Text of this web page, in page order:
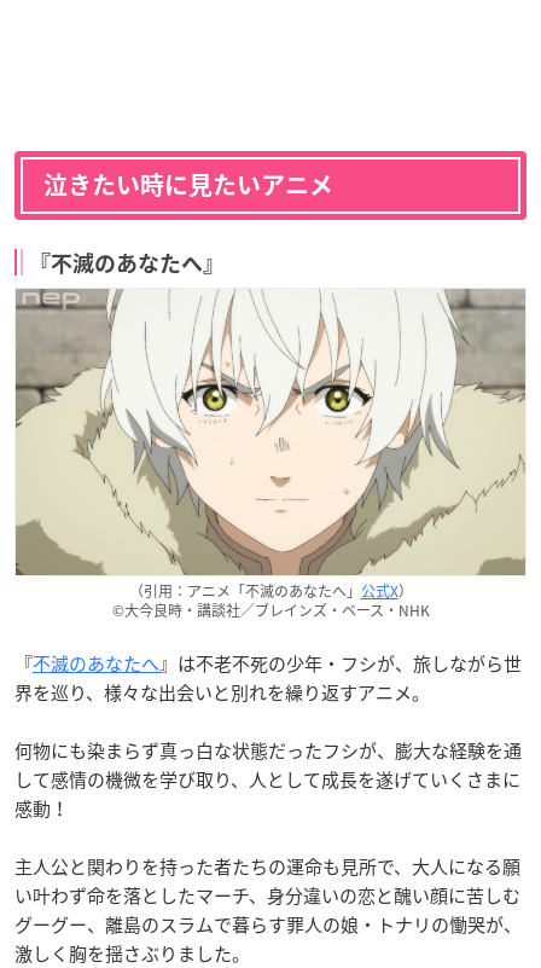
泣きたい時に見たいアニメ
『不滅のあなたへ』
（引用：アニメ「不滅のあなたへ」 公式X）
©大今良時・講談社／ブレインズ・ベース・NHK
『不滅のあなたへ』は不老不死の少年・フシが、旅しながら世
界を巡り、様々な出会いと別れを繰り返すアニメ。
何物にも染まらず真っ白な状態だったフシが、膨大な経験を通
して感情の機微を学び取り、人として成長を遂げていくさまに
感動！
主人公と関わりを持った者たちの運命も見所で、大人になる願
い叶わず命を落としたマーチ、身分違いの恋と醜い顔に苦しむ
グーグー、離島のスラムで暮らす罪人の娘・トナリの慟哭が、
激しく胸を揺さぶりました。